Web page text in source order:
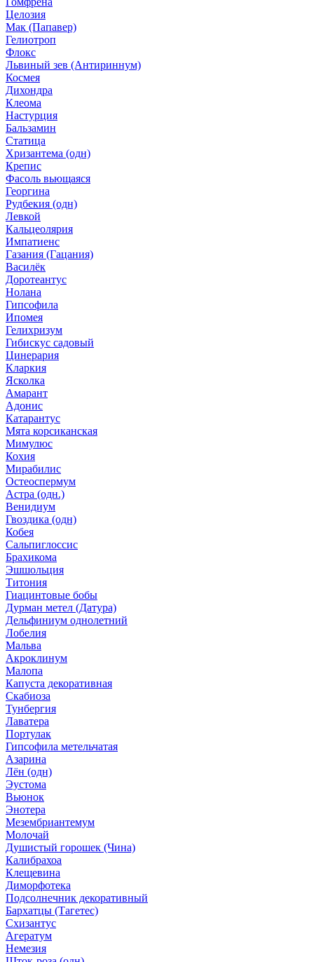
Целозия
Мак (Папавер)
Гелиотроп
Флокс
Львиный зев (Антириннум)
Космея
Дихондра
Клеома
Настурция
Бальзамин
Статица
Хризантема (одн)
Крепис
Фасоль вьющаяся
Георгина
Рудбекия (одн)
Левкой
Кальцеолярия
Импатиенс
Газания (Гацания)
Василёк
Доротеантус
Нолана
Гипсофила
Ипомея
Гелихризум
Гибискус садовый
Цинерария
Кларкия
Ясколка
Амарант
Адонис
Катарантус
Мята корсиканская
Мимулюс
Кохия
Мирабилис
Остеоспермум
Астра (одн.)
Венидиум
Гвоздика (одн)
Кобея
Сальпиглоссис
Брахикома
Эшшольция
Титония
Гиацинтовые бобы
Дурман метел (Датура)
Дельфиниум однолетний
Лобелия
Мальва
Акроклинум
Малопа
Капуста декоративная
Скабиоза
Тунбергия
Лаватера
Портулак
Гипсофила метельчатая
Азарина
Лён (одн)
Эустома
Вьюнок
Энотера
Мезембриантемум
Молочай
Душистый горошек (Чина)
Калибрахоа
Клещевина
Диморфотека
Подсолнечник декоративный
Бархатцы (Тагетес)
Схизантус
Агератум
Немезия